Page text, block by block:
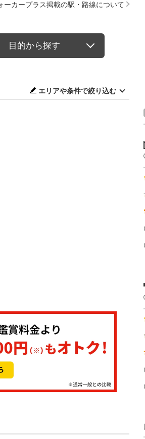
ーカープラス掲載の駅・路線について
目的から探す
エリアや条件で絞り込む